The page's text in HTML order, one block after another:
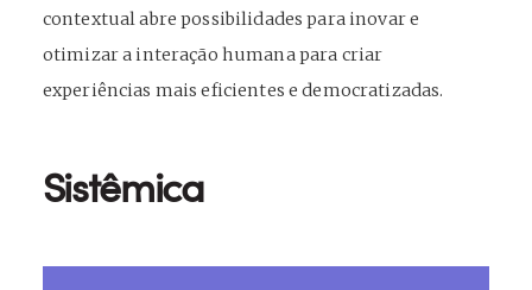
contextual abre possibilidades para inovar e
otimizar a interação humana para criar
experiências mais eficientes e democratizadas.
Sistêmica